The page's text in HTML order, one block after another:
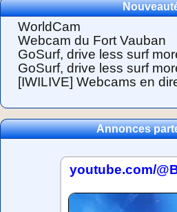
WorldCam
Webcam du Fort Vauban
GoSurf, drive less surf
GoSurf, drive less surf
[IWILIVE] Webcams en
Annonces
youtube.com/